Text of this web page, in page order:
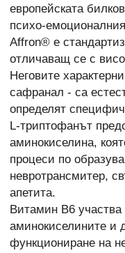
европейската
психо-
Affron® е
отличаващ се с
Неговите
сафранал - са
определят
L-триптофанът
аминокиселина,
процеси по
невротрансмитер,
апетита.
Витамин B6
аминокиселините и
функциониране на